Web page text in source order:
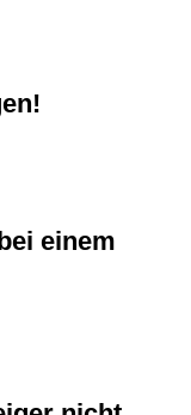
einem